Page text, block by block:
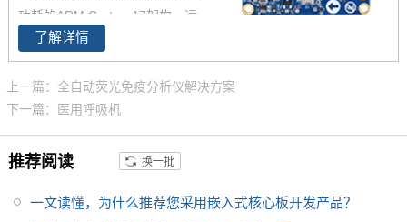
系统，方便开发自己的应用程
序。
功耗的ARM Cortex-A7架构，运
行速度高达800MHz。iMX6ULL
核心板29*40mm ，iMX6ULL这
款处理器功能接口资源丰富，供
货周期长。
了解详情
上一篇：全自动荧光免疫分析仪解决方案
下一篇：医用呼吸机
推荐阅读 换一批
一文读懂，为什么推荐您采用嵌入式核心板开发产品？